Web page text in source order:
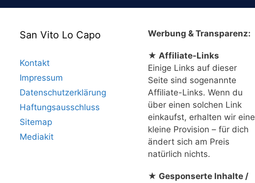
San Vito Lo Capo
Kontakt
Impressum
Datenschutzerklärung
Haftungsausschluss
Sitemap
Mediakit
Werbung & Transparenz:
★ Affiliate-Links
Einige Links auf dieser
Seite sind sogenannte
Affiliate-Links. Wenn du
über einen solchen Link
einkaufst, erhalten wir eine
kleine Provision – für dich
ändert sich am Preis
natürlich nichts.
★ Gesponserte Inhalte /